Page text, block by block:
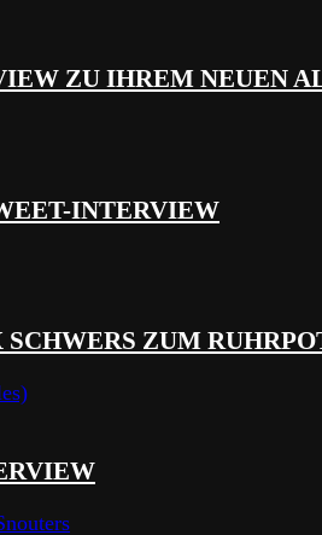
ZU IHREM NEUEN
INTERVIEW
ZUM